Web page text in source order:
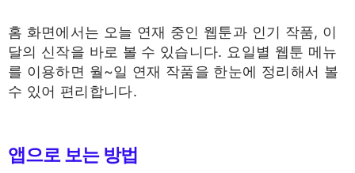
홈 화면에서는 오늘 연재 중인 웹툰과 인기 작품, 이
달의 신작을 바로 볼 수 있습니다. 요일별 웹툰 메뉴
를 이용하면 월~일 연재 작품을 한눈에 정리해서 볼
수 있어 편리합니다.
앱으로 보는 방법